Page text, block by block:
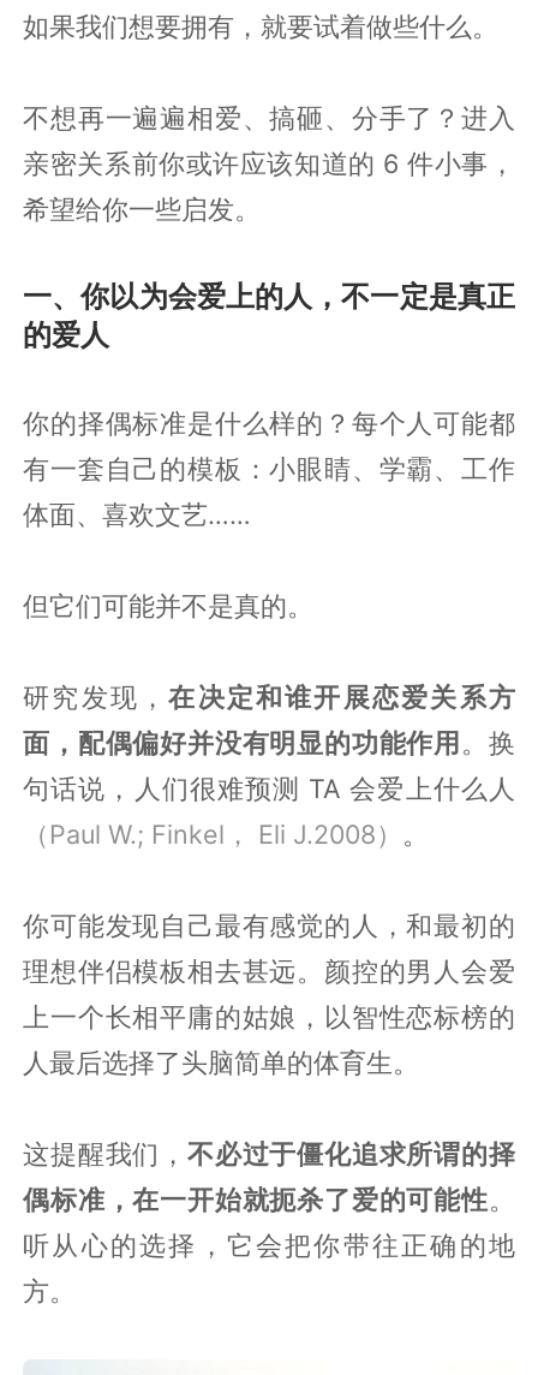
如果我们想要拥有，就要试着做些什么。
不想再一遍遍相爱、搞砸、分手了？进入
亲密关系前你或许应该知道的 6 件小事，
希望给你一些启发。
一、你以为会爱上的人，不一定是真正
的爱人
你的择偶标准是什么样的？每个人可能都
有一套自己的模板：小眼睛、学霸、工作
体面、喜欢文艺……
但它们可能并不是真的。
研究发现，在决定和谁开展恋爱关系方
面，配偶偏好并没有明显的功能作用 。换
句话说，人们很难预测 TA 会爱上什么人
（Paul W.; Finkel， Eli J.2008） 。
你可能发现自己最有感觉的人，和最初的
理想伴侣模板相去甚远。颜控的男人会爱
上一个长相平庸的姑娘，以智性恋标榜的
人最后选择了头脑简单的体育生。
这提醒我们， 不必过于僵化追求所谓的择
偶标准，在一开始就扼杀了爱的可能性。
听从心的选择，它会把你带往正确的地
方。